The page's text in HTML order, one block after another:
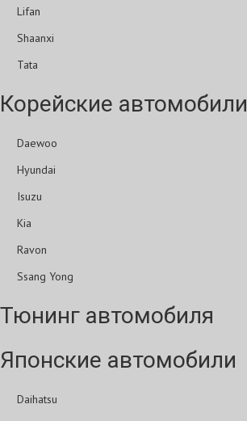
Lifan
Shaanxi
Tata
Корейские автомобили
Daewoo
Hyundai
Isuzu
Kia
Ravon
Ssang Yong
Тюнинг автомобиля
Японские автомобили
Daihatsu